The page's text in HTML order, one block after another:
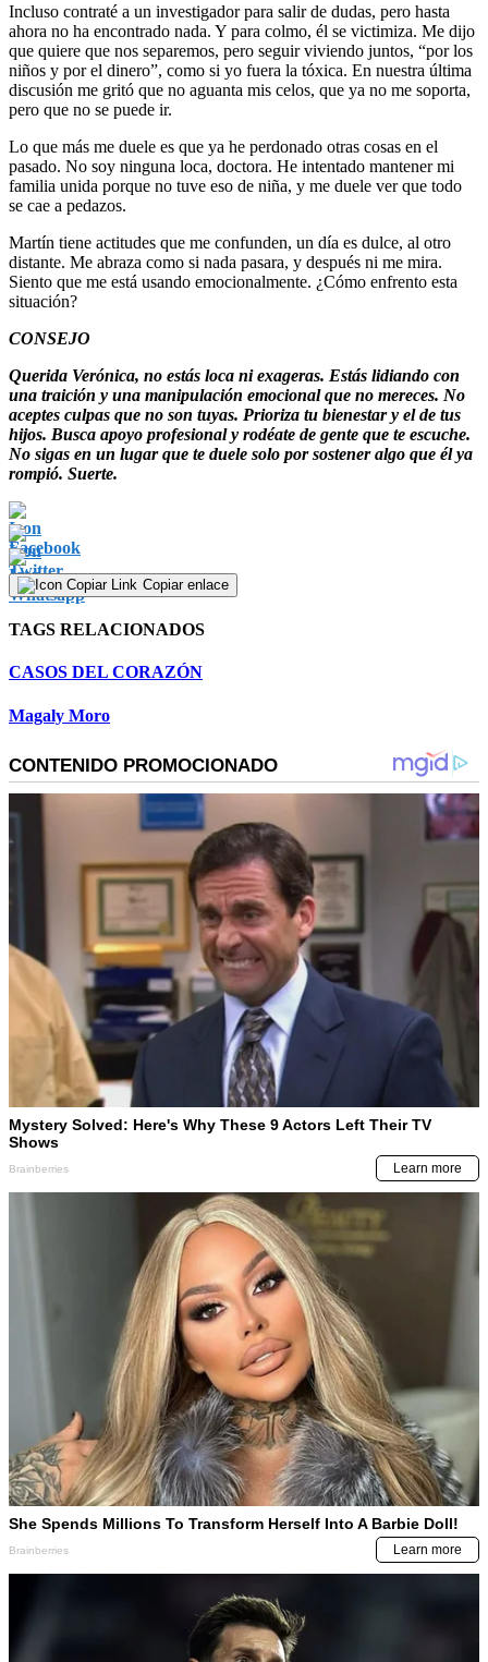
Incluso contraté a un investigador para salir de dudas, pero hasta
ahora no ha encontrado nada. Y para colmo, él se victimiza. Me dijo
que quiere que nos separemos, pero seguir viviendo juntos, “por los
niños y por el dinero”, como si yo fuera la tóxica. En nuestra última
discusión me gritó que no aguanta mis celos, que ya no me soporta,
pero que no se puede ir.
Lo que más me duele es que ya he perdonado otras cosas en el
pasado. No soy ninguna loca, doctora. He intentado mantener mi
familia unida porque no tuve eso de niña, y me duele ver que todo
se cae a pedazos.
Martín tiene actitudes que me confunden, un día es dulce, al otro
distante. Me abraza como si nada pasara, y después ni me mira.
Siento que me está usando emocionalmente. ¿Cómo enfrento esta
situación?
CONSEJO
Querida Verónica, no estás loca ni exageras. Estás lidiando con
una traición y una manipulación emocional que no mereces. No
aceptes culpas que no son tuyas. Prioriza tu bienestar y el de tus
hijos. Busca apoyo profesional y rodéate de gente que te escuche.
No sigas en un lugar que te duele solo por sostener algo que él ya
rompió. Suerte.
Copiar enlace
TAGS RELACIONADOS
CASOS DEL CORAZÓN
Magaly Moro